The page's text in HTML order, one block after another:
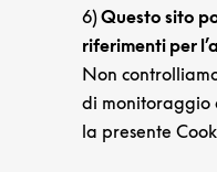
6)Questo sito
riferimenti per
Non
di monitoraggio
la presente